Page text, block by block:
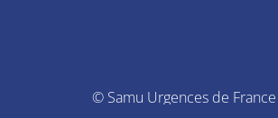
© Samu Urgences de